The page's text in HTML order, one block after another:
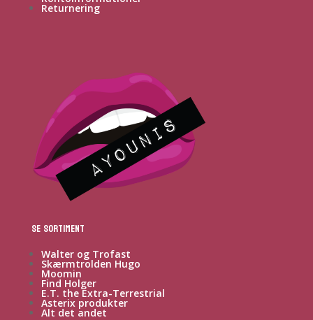
Returnering
Se sortiment
Walter og Trofast
Skærmtrolden Hugo
Moomin
Find Holger
E.T. the Extra-Terrestrial
Asterix produkter
Alt det andet